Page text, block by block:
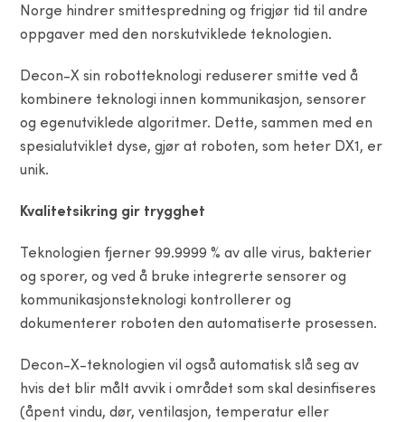
Norge hindrer smittespredning og frigjør tid til andre
oppgaver med den norskutviklede teknologien.
Decon-X sin robotteknologi reduserer smitte ved å
kombinere teknologi innen kommunikasjon, sensorer
og egenutviklede algoritmer. Dette, sammen med en
spesialutviklet dyse, gjør at roboten, som heter DX1, er
unik.
Kvalitetsikring gir trygghet
Teknologien fjerner 99.9999 % av alle virus, bakterier
og sporer, og ved å bruke integrerte sensorer og
kommunikasjonsteknologi kontrollerer og
dokumenterer roboten den automatiserte prosessen.
Decon-X-teknologien vil også automatisk slå seg av
hvis det blir målt avvik i området som skal desinfiseres
(åpent vindu, dør, ventilasjon, temperatur eller